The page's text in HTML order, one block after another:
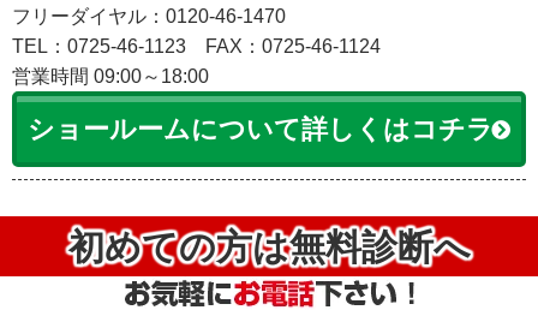
フリーダイヤル：0120-46-1470
TEL：0725-46-1123
FAX：0725-46-1124
営業時間 09:00～18:00
ショールームについて詳しくはコチラ
初めての方は無料診断へ